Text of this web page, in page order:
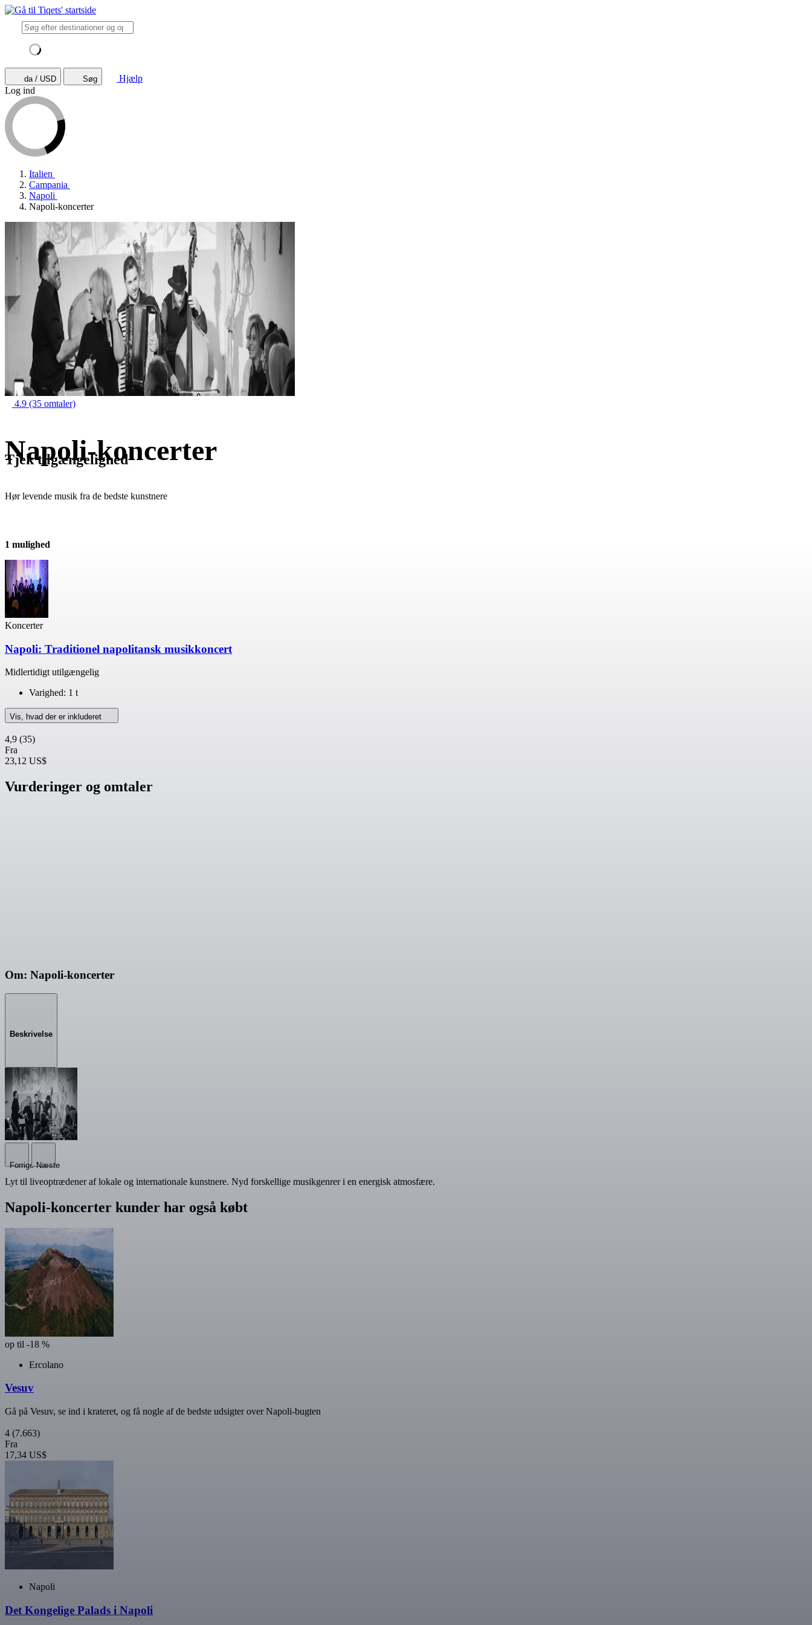
da / USD Søg
Hjælp
Log ind
Italien
Campania
Napoli
Napoli-koncerter
4.9 (35 omtaler)
Napoli-koncerter
Hør levende musik fra de bedste kunstnere
Tjek tilgængelighed
1 mulighed
Koncerter
Napoli: Traditionel napolitansk musikkoncert
Midlertidigt utilgængelig
Varighed: 1 t
Vis, hvad der er inkluderet
4,9 (35)
Fra
23,12 US$
Vurderinger og omtaler
Om: Napoli-koncerter
Beskrivelse
Forrige Næste
Lyt til liveoptrædener af lokale og internationale kunstnere. Nyd forskellige musikgenrer i en energisk atmosfære.
Napoli-koncerter kunder har også købt
op til -18 %
Ercolano
Vesuv
Gå på Vesuv, se ind i krateret, og få nogle af de bedste udsigter over Napoli-bugten
4 (7.663)
Fra
17,34 US$
Napoli
Det Kongelige Palads i Napoli